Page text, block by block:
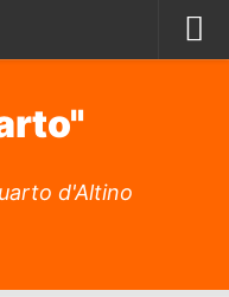
d'Altino